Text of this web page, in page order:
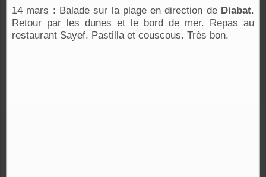
14 mars : Balade sur la plage en direction de Diabat.
Retour par les dunes et le bord de mer. Repas au
restaurant Sayef. Pastilla et couscous. Très bon.